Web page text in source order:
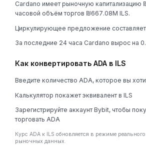
Cardano имеет рыночную капитализацию
часовой объём торгов ₪667.08M ILS.
Циркулирующее предложение
За последние 24 часа Cardano вырос на
Как конвертировать ADA в ILS
Введите количество ADA, которое вы
Калькулятор покажет эквивалент в ILS
Зарегистрируйте аккаунт Bybit, чтобы
торговать ADA
Курс ADA к ILS обновляется в режиме
рыночных данных.